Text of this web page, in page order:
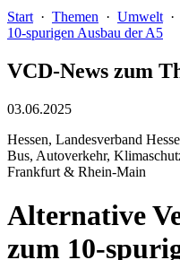
Start · Themen · Umwelt ·
10-spurigen Ausbau der A5
VCD-News zum
03.06.2025
Hessen, Landesverband
Bus, Autoverkehr,
Frankfurt & Rhein-Main
Alternative
zum 10-